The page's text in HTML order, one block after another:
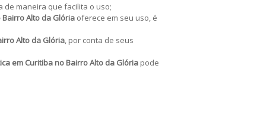
de maneira que facilita o uso;
Alto da Glória oferece em seu uso, é
Alto da Glória, por conta de seus
em Curitiba no Bairro Alto da Glória pode